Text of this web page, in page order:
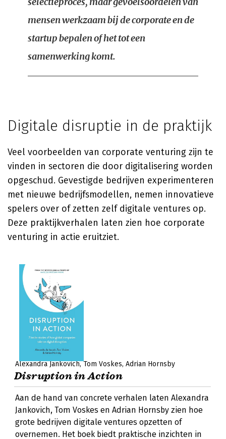
mensen werkzaam bij de corporate en de
startup bepalen of het tot een
samenwerking komt.
Digitale disruptie in de praktijk
Veel voorbeelden van corporate venturing zijn te
vinden in sectoren die door digitalisering worden
opgeschud. Gevestigde bedrijven experimenteren
met nieuwe bedrijfsmodellen, nemen innovatieve
spelers over of zetten zelf digitale ventures op.
Deze praktijkverhalen laten zien hoe corporate
venturing in actie eruitziet.
Alexandra Jankovich Tom Voskes Adrian Hornsby
Disruption in Action
Aan de hand van concrete verhalen laten Alexandra
Jankovich, Tom Voskes en Adrian Hornsby zien hoe
grote bedrijven digitale ventures opzetten of
overnemen. Het boek biedt praktische inzichten in